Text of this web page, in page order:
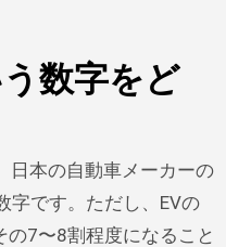
数字をど
日本の自動車メーカーの
字です。ただし、EVの
の7〜8割程度になること